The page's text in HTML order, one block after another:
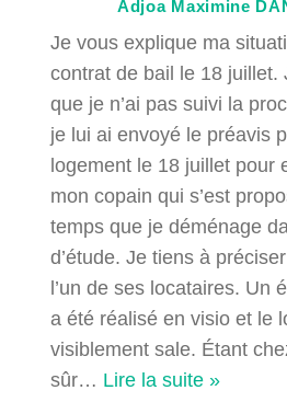
Adjoa Maximine
Je vous explique ma
contrat de bail le 18 juillet.
que je n’ai pas suivi la
je lui ai envoyé le préavis
logement le 18 juillet pour
mon copain qui s’est
temps que je déménage
d’étude. Je tiens à
l’un de ses locataires. Un
a été réalisé en visio et le
visiblement sale. Étant
sûr… Lire la suite »